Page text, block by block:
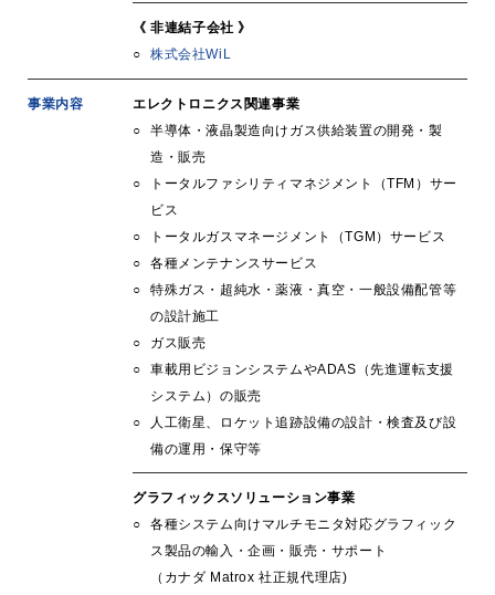
《 非連結子会社 》
株式会社WiL
事業内容
エレクトロニクス関連事業
半導体・液晶製造向けガス供給装置の開発・製
造・販売
トータルファシリティマネジメント（TFM）サー
ビス
トータルガスマネージメント（TGM）サービス
各種メンテナンスサービス
特殊ガス・超純水・薬液・真空・一般設備配管等
の設計施工
ガス販売
車載用ビジョンシステムやADAS（先進運転支援
システム）の販売
人工衛星、ロケット追跡設備の設計・検査及び設
備の運用・保守等
グラフィックスソリューション事業
各種システム向けマルチモニタ対応グラフィック
ス製品の輸入・企画・販売・サポート
（カナダ Matrox 社正規代理店)